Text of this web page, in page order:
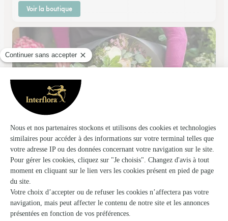
Voir la boutique
La Chimere
Nancy
★
28, rue Raymond Poincaré
Voir la boutique